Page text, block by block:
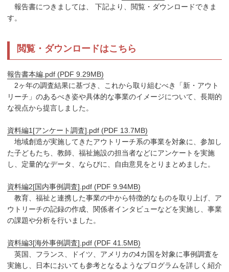
報告書につきましては、
下記より、閲覧・ダウンロードできま
す。
閲覧・ダウンロードはこちら
報告書本編.pdf (PDF 9.29MB)
2ヶ年の調査結果に基づき、これから取り組むべき「新・アウト
リーチ」のあるべき姿や具体的な事業のイメージについて、長期的
な視点から提言しました。
資料編1[アンケート調査].pdf (PDF 13.7MB)
地域創造が実施してきたアウトリーチ系の事業を対象に、参加し
た子どもたち、教師、福祉施設の担当者などにアンケートを実施
し、定量的なデータ、ならびに、自由意見をとりまとめました。
資料編2[国内事例調査].pdf (PDF 9.94MB)
教育、福祉と連携した事業の中から特徴的なものを取り上げ、ア
ウトリーチの記録の作成、関係者インタビューなどを実施し、事業
の課題や分析を行いました。
資料編3[海外事例調査].pdf (PDF 41.5MB)
英国、フランス、ドイツ、アメリカの4カ国を対象に事例調査を
実施し、日本においても参考となるようなプログラムを詳しく紹介